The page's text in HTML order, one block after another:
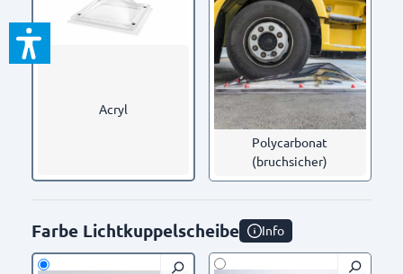
Acryl
Polycarbonat
(bruchsicher)
Farbe Lichtkuppelscheibe Info